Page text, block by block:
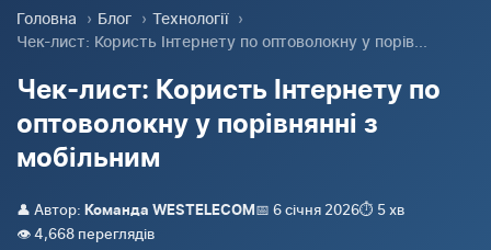
Головна › Блог › Технології ›
Чек-лист: Користь Інтернету по оптоволокну у порів...
Чек-лист: Користь Інтернету по
оптоволокну у порівнянні з
мобільним
👤 Автор: Команда WESTELECOM 📅 6 січня 2026⏱️ 5 хв
👁️ 4,668 переглядів